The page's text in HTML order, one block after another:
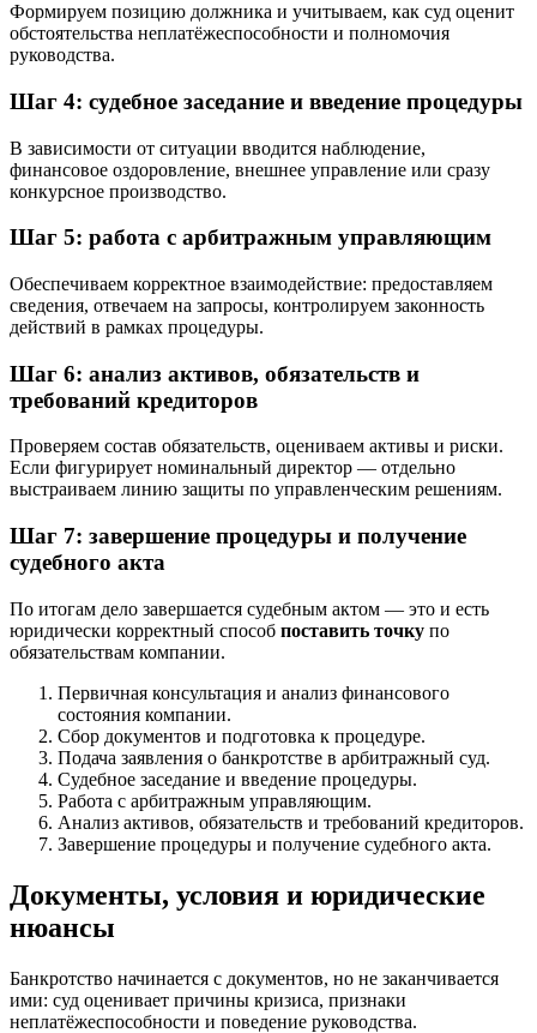
Формируем позицию должника и учитываем, как суд оценит
обстоятельства неплатёжеспособности и полномочия
руководства.
Шаг 4: судебное заседание и введение процедуры
В зависимости от ситуации вводится наблюдение,
финансовое оздоровление, внешнее управление или сразу
конкурсное производство.
Шаг 5: работа с арбитражным управляющим
Обеспечиваем корректное взаимодействие: предоставляем
сведения, отвечаем на запросы, контролируем законность
действий в рамках процедуры.
Шаг 6: анализ активов, обязательств и
требований кредиторов
Проверяем состав обязательств, оцениваем активы и риски.
Если фигурирует номинальный директор — отдельно
выстраиваем линию защиты по управленческим решениям.
Шаг 7: завершение процедуры и получение
судебного акта
По итогам дело завершается судебным актом — это и есть
юридически корректный способ поставить точку по
обязательствам компании.
Первичная консультация и анализ финансового
состояния компании.
Сбор документов и подготовка к процедуре.
Подача заявления о банкротстве в арбитражный суд.
Судебное заседание и введение процедуры.
Работа с арбитражным управляющим.
Анализ активов, обязательств и требований кредиторов.
Завершение процедуры и получение судебного акта.
Документы, условия и юридические
нюансы
Банкротство начинается с документов, но не заканчивается
ими: суд оценивает причины кризиса, признаки
неплатёжеспособности и поведение руководства.